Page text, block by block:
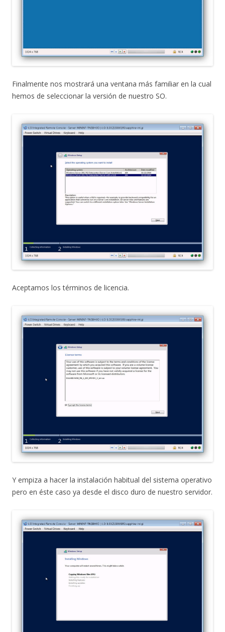
Finalmente nos mostrará una ventana más familiar en la cual
hemos de seleccionar la versión de nuestro SO.
Aceptamos los términos de licencia.
Y empiza a hacer la instalación habitual del sistema operativo
pero en éste caso ya desde el disco duro de nuestro servidor.